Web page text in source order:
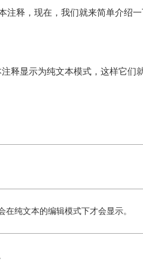
注释，现在，我们就来简单介绍
释显示为纯文本模式，这样它们
纯文本的编辑模式下才会显示。